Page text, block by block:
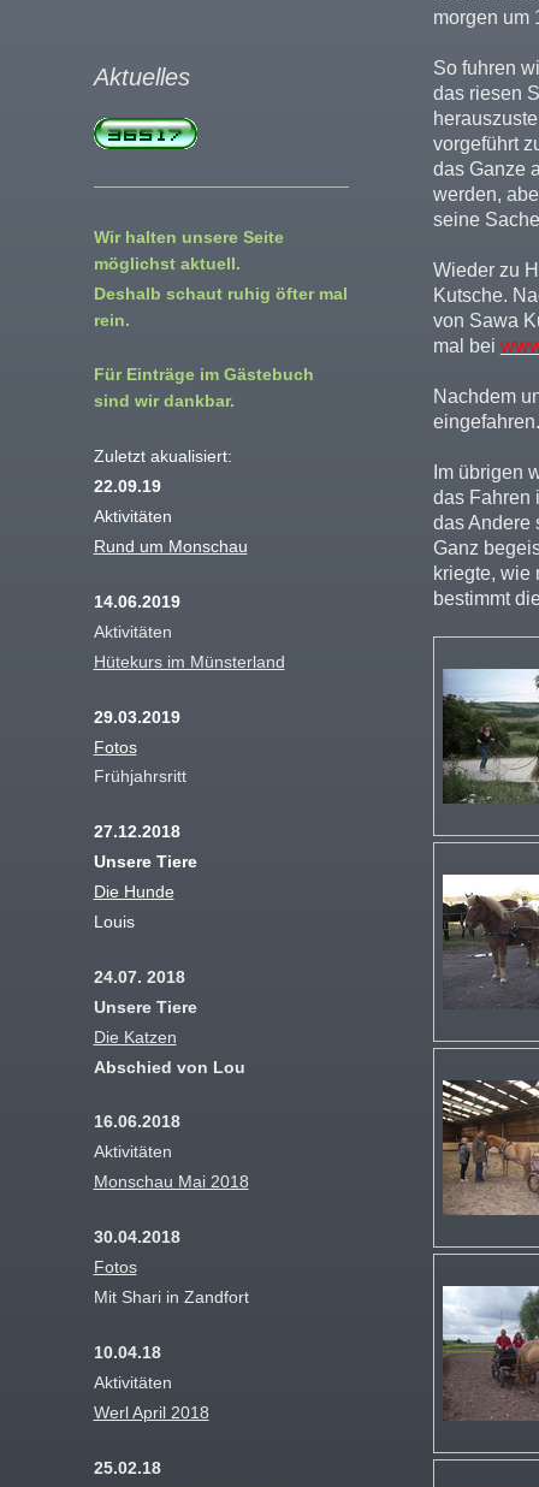
morgen um
So fuhren
das riesen
vorgeführt
das Ganze
werden,
seine
Wieder zu
Kutsche.
von Sawa
mal bei
Nachdem
Im übrigen
das Fahren
das Andere
Ganz
kriegte, wie
bestimmt
Aktuelles
Wir halten unsere Seite
möglichst aktuell.
Deshalb schaut ruhig öfter mal
rein.
Für Einträge im Gästebuch
sind wir dankbar.
Zuletzt akualisiert:
22.09.19
Aktivitäten
Rund um Monschau
14.06.2019
Aktivitäten
Hütekurs im Münsterland
29.03.2019
Fotos
Frühjahrsritt
27.12.2018
Unsere Tiere
Die Hunde
Louis
24.07. 2018
Unsere Tiere
Die Katzen
Abschied von Lou
16.06.2018
Aktivitäten
Monschau Mai 2018
30.04.2018
Fotos
Mit Shari in Zandfort
10.04.18
Aktivitäten
Werl April 2018
25.02.18